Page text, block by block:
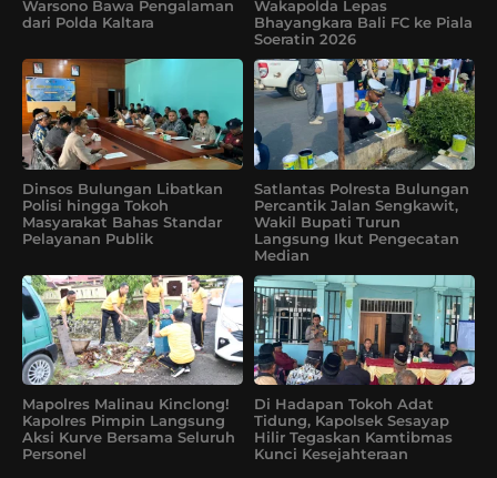
Warsono Bawa Pengalaman
dari Polda Kaltara
Wakapolda Lepas
Bhayangkara Bali FC ke Piala
Soeratin 2026
Dinsos Bulungan Libatkan
Polisi hingga Tokoh
Masyarakat Bahas Standar
Pelayanan Publik
Satlantas Polresta Bulungan
Percantik Jalan Sengkawit,
Wakil Bupati Turun
Langsung Ikut Pengecatan
Median
Mapolres Malinau Kinclong!
Kapolres Pimpin Langsung
Aksi Kurve Bersama Seluruh
Personel
Di Hadapan Tokoh Adat
Tidung, Kapolsek Sesayap
Hilir Tegaskan Kamtibmas
Kunci Kesejahteraan